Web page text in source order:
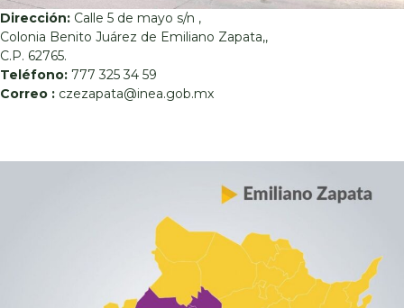
Dirección: Calle 5 de mayo s/n ,
Colonia Benito Juárez de Emiliano Zapata,,
C.P. 62765.
Teléfono: 777 325 34 59
Correo : czezapata@inea.gob.mx